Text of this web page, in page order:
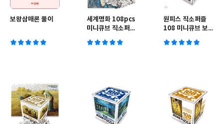
보왕삼매론 풀이
세계명화 108pcs
미니큐브 직소퍼즐
쓴 자화상
원피스 직소퍼즐
108 미니큐브 보